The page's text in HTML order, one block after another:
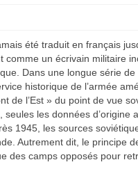
été traduit en français
comme un écrivain militaire
Dans une longue série
historique de l’armée
de l’Est » du point de vue
seules les données
1945, les sources
Autrement dit, le principe
des camps opposés pour